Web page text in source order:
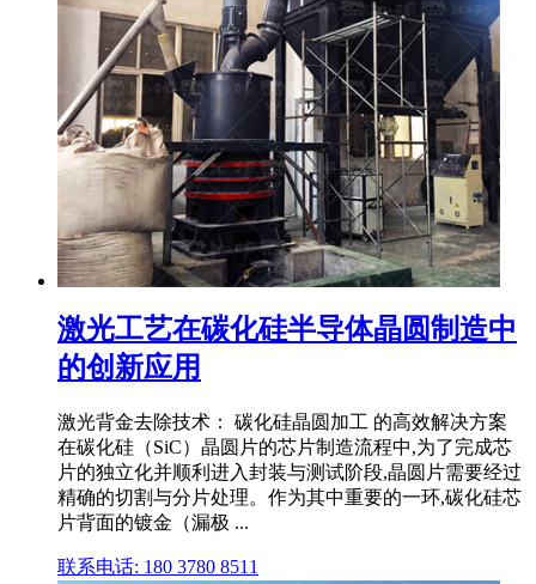
激光工艺在碳化硅半导体晶圆制造中
的创新应用
激光背金去除技术： 碳化硅晶圆加工 的高效解决方案
在碳化硅（SiC）晶圆片的芯片制造流程中,为了完成芯
片的独立化并顺利进入封装与测试阶段,晶圆片需要经过
精确的切割与分片处理。作为其中重要的一环,碳化硅芯
片背面的镀金（漏极 ...
联系电话: 180 3780 8511